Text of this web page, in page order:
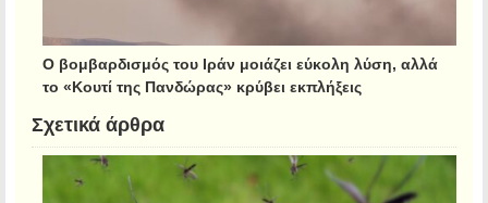
Ο βομβαρδισμός του Ιράν μοιάζει εύκολη λύση, αλλά
το «Κουτί της Πανδώρας» κρύβει εκπλήξεις
Σχετικά άρθρα